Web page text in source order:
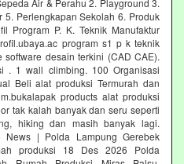
5. Perlengkapan Sekolah 6. Produk
Program P. K. Teknik Manufaktur
program s1 p k teknik
desain terkini (CAD CAE).
. 1 wall climbing. 100 Organisasi
Beli alat produksi Termurah dan
products alat produksi
tak kalah banyak dan seru seperti
hiking dan masih banyak lagi.
| Polda Lampung Gerebek
produksi 18 Des 2026 Polda